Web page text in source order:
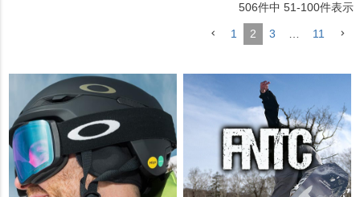
506件中 51-100件表示
1 2 3 11